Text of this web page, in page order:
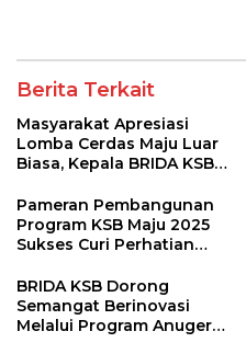
Berita Terkait
Masyarakat Apresiasi
Lomba Cerdas Maju Luar
Biasa, Kepala BRIDA KSB
Penguatan Kapasitas
Desa
Pameran Pembangunan
Program KSB Maju 2025
Sukses Curi Perhatian
BRIDA KSB Dorong
Semangat Berinovasi
Melalui Program Anugerah